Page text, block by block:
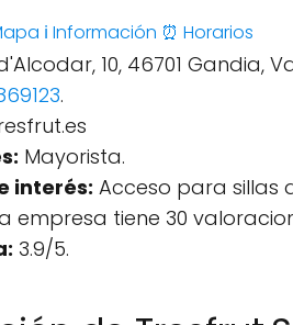
ℹ️ Información ⏰ Horarios
10, 46701 Gandia,
.
Mayorista.
interés: Acceso para sillas
empresa tiene 30
3.9/5.